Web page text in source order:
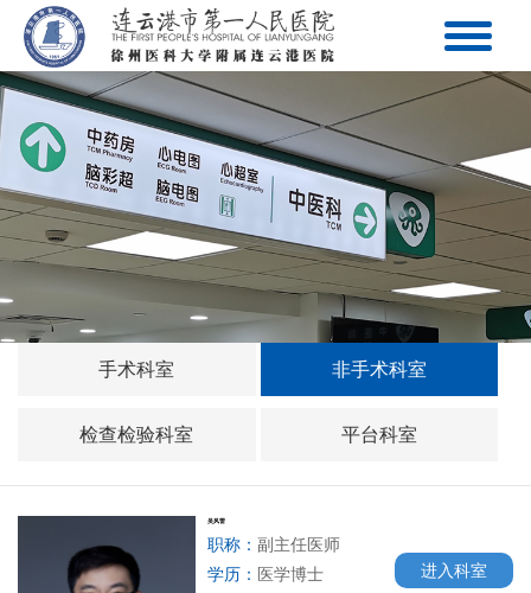
手术科室 非手术科室
检查检验科室 平台科室
吴风雷
职称： 副主任医师
学历： 医学博士
进入科室